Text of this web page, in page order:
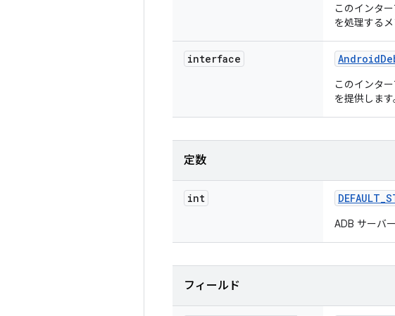
このインタ
を処理する
interface Android
このインタ
を提供します
定数
int DEFAULT_
ADB サーバ
フィールド